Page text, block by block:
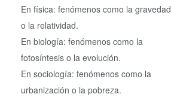
En física: fenómenos como la gravedad
o la relatividad.
En biología: fenómenos como la
fotosíntesis o la evolución.
En sociología: fenómenos como la
urbanización o la pobreza.